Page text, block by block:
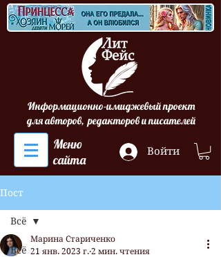
Информационно-имиджевый проект
для авторов, редакторов и писателей
Меню
сайта
Войти
Пост
Всё
Всё
Марина Стариченко
21 янв. 2023 г. 2 мин. чтения